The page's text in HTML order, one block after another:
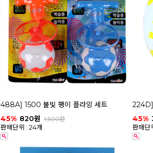
488A] 1500 불빛 팽이 플라잉 세트
45% 820원 1,500원
판매단위 : 24개
45%
판매단